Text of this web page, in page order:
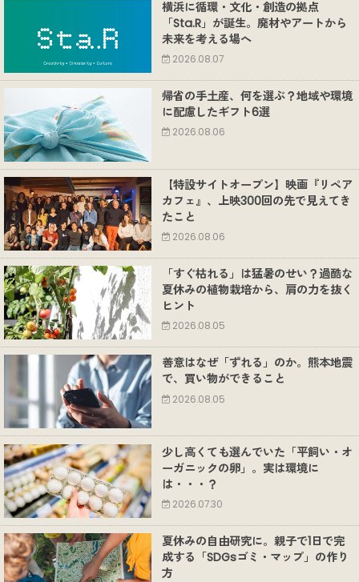
横浜に循環・文化・創造の拠点
「Sta.R」が誕生。廃材やアートから
未来を考える場へ
2026.08.07
帰省の手土産、何を選ぶ？地域や環境
に配慮したギフト6選
2026.08.06
【特設サイトオープン】映画『リペア
カフェ』、上映300回の先で見えてき
たこと
2026.08.06
「すぐ枯れる」は猛暑のせい？過酷な
夏休みの植物栽培から、肩の力を抜く
ヒント
2026.08.05
善意はなぜ「ずれる」のか。熊本地震
で、買い物ができること
2026.08.05
少し高くても選んでいた「平飼い・オ
ーガニックの卵」。実は環境に
は・・・？
2026.07.30
夏休みの自由研究に。親子で1日で完
成する「SDGsゴミ・マップ」の作り
方